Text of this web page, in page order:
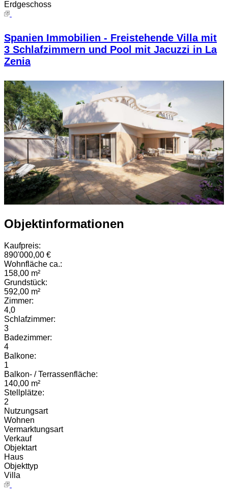
Erdgeschoss
Spanien Immobilien - Freistehende Villa mit
3 Schlafzimmern und Pool mit Jacuzzi in La
Zenia
Objektinformationen
Kaufpreis:
890'000,00 €
Wohnfläche ca.:
158,00 m²
Grundstück:
592,00 m²
Zimmer:
4,0
Schlafzimmer:
3
Badezimmer:
4
Balkone:
1
Balkon- / Terrassenfläche:
140,00 m²
Stellplätze:
2
Nutzungsart
Wohnen
Vermarktungsart
Verkauf
Objektart
Haus
Objekttyp
Villa